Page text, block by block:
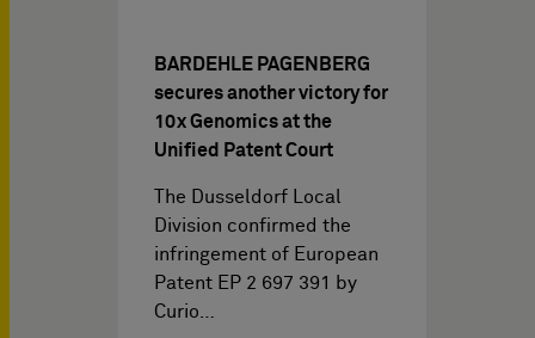
BARDEHLE PAGENBERG
secures another victory for
10x Genomics at the
Unified Patent Court
The Dusseldorf Local
Division confirmed the
infringement of European
Patent EP 2 697 391 by
Curio…